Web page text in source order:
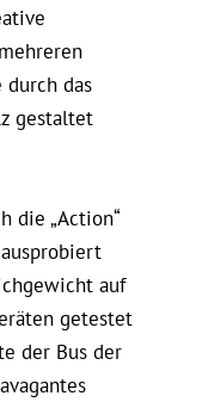
das
gestaltet
die „Action“
auf
getestet
der Bus der